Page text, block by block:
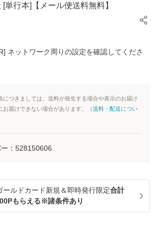
単行本]【メール便送料無料】
ネットワーク周りの設定を確認してくださ
つきましては、送料が発生する場合や表示のお届け
お届けできない場合があります。（送料・配送につい
： 528150606
ールドカード新規＆即時発行限定合計
もらえる※諸条件あり